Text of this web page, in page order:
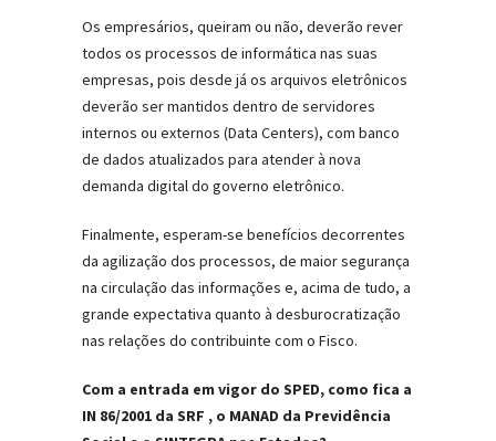
Os empresários, queiram ou não, deverão rever
todos os processos de informática nas suas
empresas, pois desde já os arquivos eletrônicos
deverão ser mantidos dentro de servidores
internos ou externos (Data Centers), com banco
de dados atualizados para atender à nova
demanda digital do governo eletrônico.
Finalmente, esperam-se benefícios decorrentes
da agilização dos processos, de maior segurança
na circulação das informações e, acima de tudo, a
grande expectativa quanto à desburocratização
nas relações do contribuinte com o Fisco.
Com a entrada em vigor do SPED, como fica a
IN 86/2001 da SRF , o MANAD da Previdência